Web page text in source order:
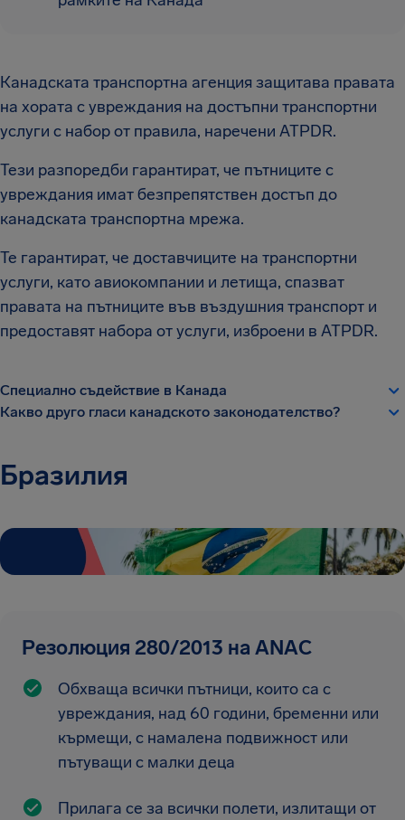
Канадската транспортна агенция защитава правата
на хората с увреждания на достъпни транспортни
услуги с набор от правила, наречени ATPDR.
Тези разпоредби гарантират, че пътниците с
увреждания имат безпрепятствен достъп до
канадската транспортна мрежа.
Те гарантират, че доставчиците на транспортни
услуги, като авиокомпании и летища, спазват
правата на пътниците във въздушния транспорт и
предоставят набора от услуги, изброени в ATPDR.
Специално съдействие в Канада
Какво друго гласи канадското законодателство?
Бразилия
Резолюция 280/2013 на ANAC
Обхваща всички пътници, които са с
увреждания, над 60 години, бременни или
кърмещи, с намалена подвижност или
пътуващи с малки деца
Прилага се за всички полети, излитащи от